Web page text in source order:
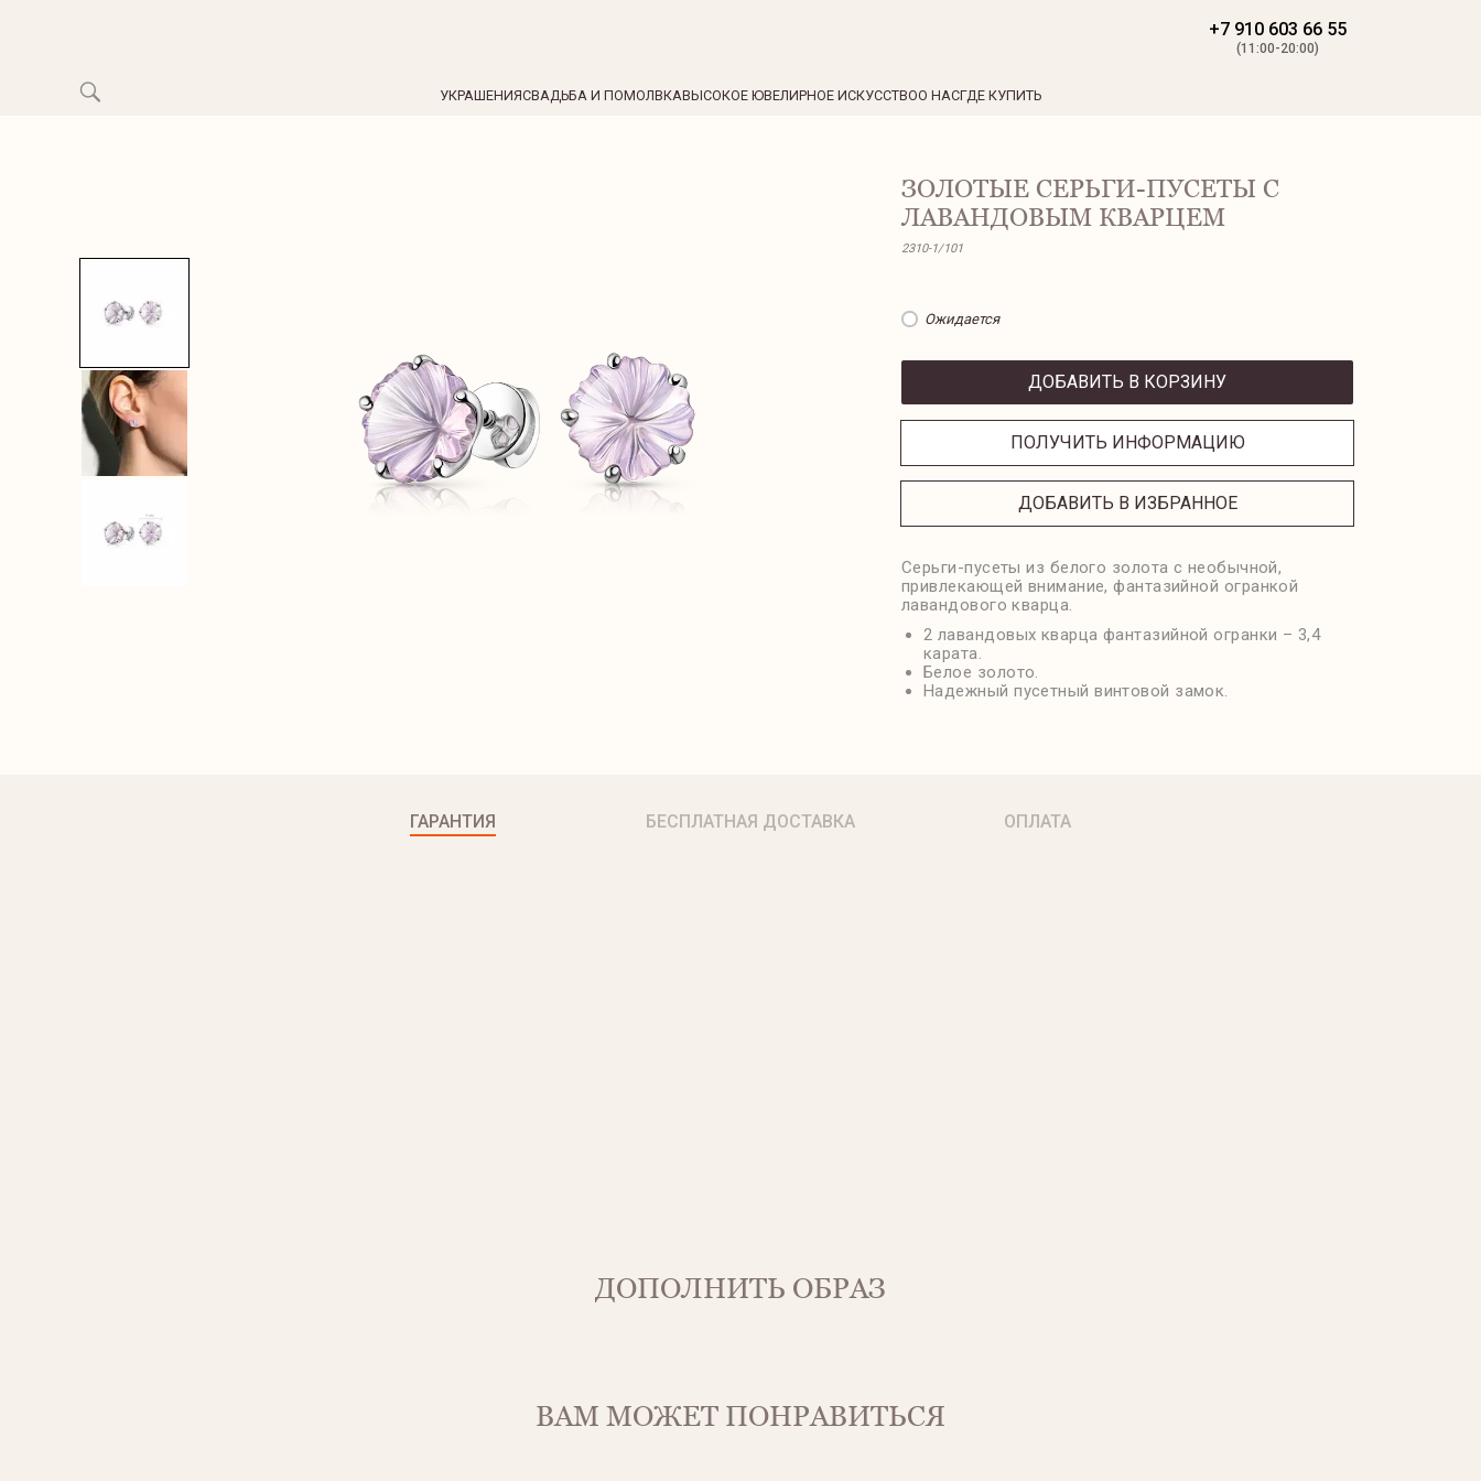
+7 910 603 66 55
(11:00-20:00)
УКРАШЕНИЯСВАДЬБА И ПОМОЛВКАВЫСОКОЕ ЮВЕЛИРНОЕ ИСКУССТВОО НАСГДЕ КУПИТЬ
ЗОЛОТЫЕ СЕРЬГИ-ПУСЕТЫ С
ЛАВАНДОВЫМ КВАРЦЕМ
2310-1/101
Ожидается
ДОБАВИТЬ В КОРЗИНУ
ПОЛУЧИТЬ ИНФОРМАЦИЮ
ДОБАВИТЬ В ИЗБРАННОЕ
Серьги-пусеты из белого золота с необычной,
привлекающей внимание, фантазийной огранкой
лавандового кварца.
2 лавандовых кварца фантазийной огранки – 3,4
карата.
Белое золото.
Надежный пусетный винтовой замок.
ГАРАНТИЯ БЕСПЛАТНАЯ ДОСТАВКА ОПЛАТА
ДОПОЛНИТЬ ОБРАЗ
ВАМ МОЖЕТ ПОНРАВИТЬСЯ